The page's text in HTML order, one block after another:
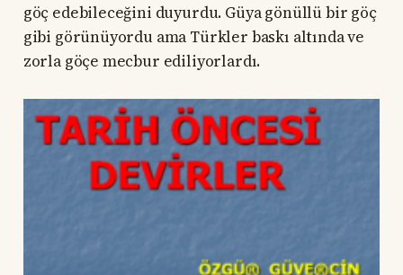
göç edebileceğini duyurdu. Güya gönüllü bir göç
gibi görünüyordu ama Türkler baskı altında ve
zorla göçe mecbur ediliyorlardı.